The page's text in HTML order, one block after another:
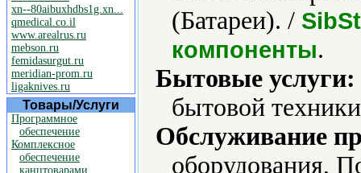
xn--80aibuxhdbs1g.xn...
qmedical.co.il
www.arealrus.ru
mebson.ru
femidasurgut.ru
meridian-prom.ru
ligaknives.ru
Товары/Услуги
Программное
обеспечение
Комплексное
обеспечение
канцтоварами
(Батареи). /
компоненты.
Бытовые услуги:
бытовой
Обслуживание
оборудования,